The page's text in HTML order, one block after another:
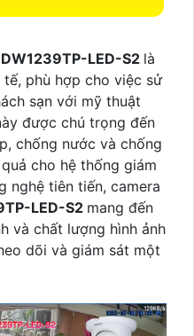
LED-S2 là
phù hợp cho việc sử
sạn với mỹ thuật
được chú trọng đến
chống nước và chống
cho hệ thống giám
nghệ tiên tiến, camera
LED-S2 mang đến
và chất lượng hình ảnh
dõi và giám sát một